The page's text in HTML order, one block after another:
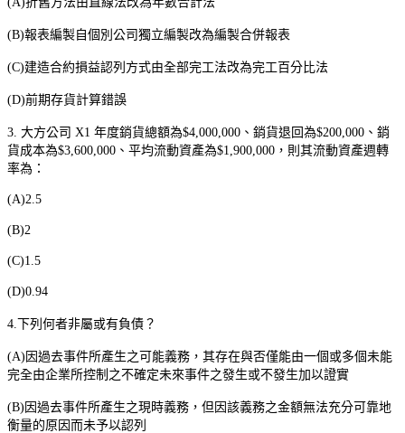
(B)報表編製自個別公司獨立編製改為編製合併報表
(C)建造合約損益認列方式由全部完工法改為完工百分比法
(D)前期存貨計算錯誤
3. 大方公司 X1 年度銷貨總額為$4,000,000 、銷貨退回為$200,000 、銷
貨成本為$3,600,000 、平均流動資產為$1,900,000 ，則其流動資產週轉
率為：
(A)2.5
(B)2
(C)1.5
(D)0.94
4. 下列何者非屬或有負債？
(A) 因過去事件所產生之可能義務，其存在與否僅能由一個或多個未能
完全由企業所控制之不確定未來事件之發生或不發生加以證實
(B) 因過去事件所產生之現時義務，但因該義務之金額無法充分可靠地
衡量的原因而未予以認列